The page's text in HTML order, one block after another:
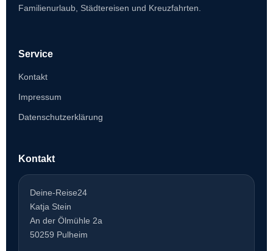
Familienurlaub, Städtereisen und Kreuzfahrten.
Service
Kontakt
Impressum
Datenschutzerklärung
Kontakt
Deine-Reise24
Katja Stein
An der Ölmühle 2a
50259 Pulheim